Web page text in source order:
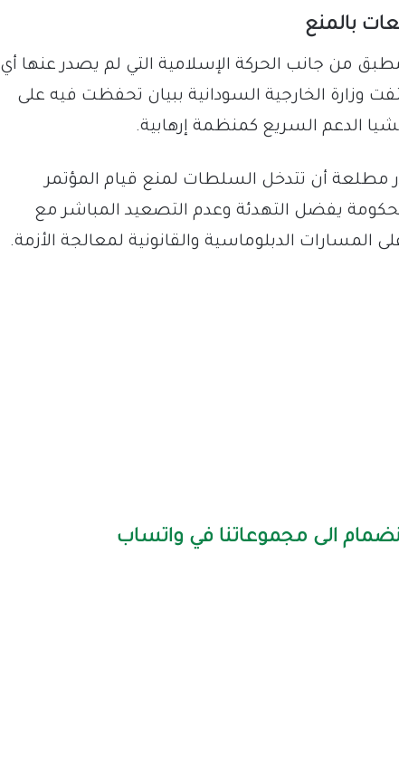
بالمنع
من جانب الحركة الإسلامية التي لم يصدر عنها أي
وزارة الخارجية السودانية ببيان تحفظت فيه على
الدعم السريع كمنظمة إرهابية.
أن تتدخل السلطات لمنع قيام المؤتمر
يفضل التهدئة وعدم التصعيد المباشر مع
المسارات الدبلوماسية والقانونية لمعالجة الأزمة.
الى مجموعاتنا في واتساب